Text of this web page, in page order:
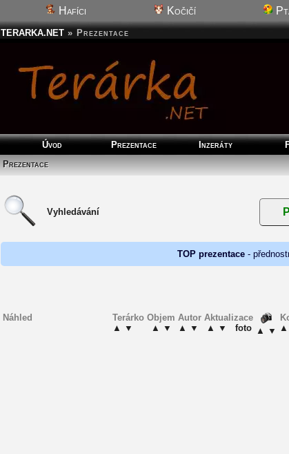
Hafíci Kočičí
TERARKA.NET » Prezentace
Úvod Prezentace Inzeráty
Prezentace
Vyhledávání
TOP prezentace -
Náhled
Terárko
▲ ▼
Objem
▲ ▼
Autor
▲ ▼
Aktualizace
▲ ▼ foto ▲ ▼ ▲